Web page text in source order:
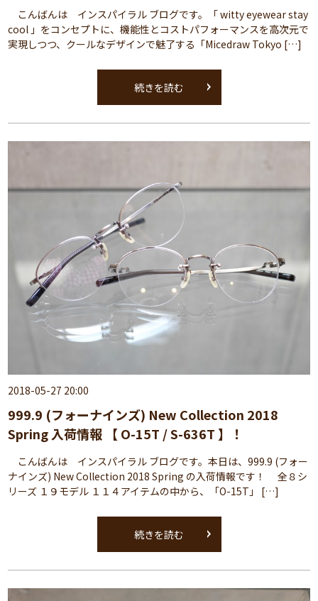
こんばんは インスパイラル ブログです。「 witty eyewear stay
cool 」をコンセプトに、機能性とコストパフォーマンスを高次元で
実現しつつ、クールなデザインで魅了する「Micedraw Tokyo […]
続きを読む
2018-05-27 20:00
999.9 (フォーナインズ) New Collection 2018
Spring 入荷情報 【 O-15T / S-636T 】！
こんばんは インスパイラル ブログです。本日は、999.9 (フォー
ナインズ) New Collection 2018 Spring の入荷情報です！ 全８シ
リーズ １９モデル １１４アイテムの中から、「O-15T」 […]
続きを読む